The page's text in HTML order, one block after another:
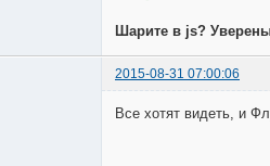
Шарите в js?
2015-08-31 07:00:06
Все хотят видеть, и